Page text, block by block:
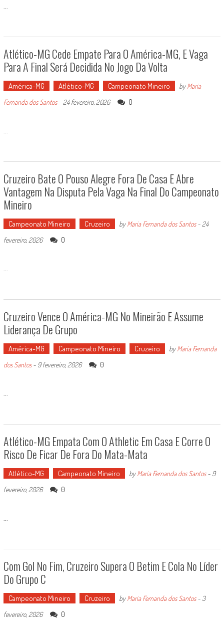
...
Atlético-MG Cede Empate Para O América-MG, E Vaga
Para A Final Será Decidida No Jogo Da Volta
América-MG Atlético-MG Campeonato Mineiro byMaria
Fernanda dos Santos-24 fevereiro, 2026 0
...
Cruzeiro Bate O Pouso Alegre Fora De Casa E Abre
Vantagem Na Disputa Pela Vaga Na Final Do Campeonato
Mineiro
Campeonato Mineiro Cruzeiro byMaria Fernanda dos Santos-24
fevereiro, 2026
0
...
Cruzeiro Vence O América-MG No Mineirão E Assume
Liderança De Grupo
América-MG Campeonato Mineiro Cruzeiro byMaria Fernanda
dos Santos- 9 fevereiro, 2026 0
...
Atlético-MG Empata Com O Athletic Em Casa E Corre O
Risco De Ficar De Fora Do Mata-Mata
Atlético-MG Campeonato Mineiro byMaria Fernanda dos Santos- 9
fevereiro, 2026
0
...
Com Gol No Fim, Cruzeiro Supera O Betim E Cola No Líder
Do Grupo C
Campeonato Mineiro Cruzeiro byMaria Fernanda dos Santos- 3
fevereiro, 2026
0